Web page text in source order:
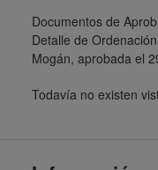
Documentos de
Detalle de
Mogán, aprobada el
Todavía no existen